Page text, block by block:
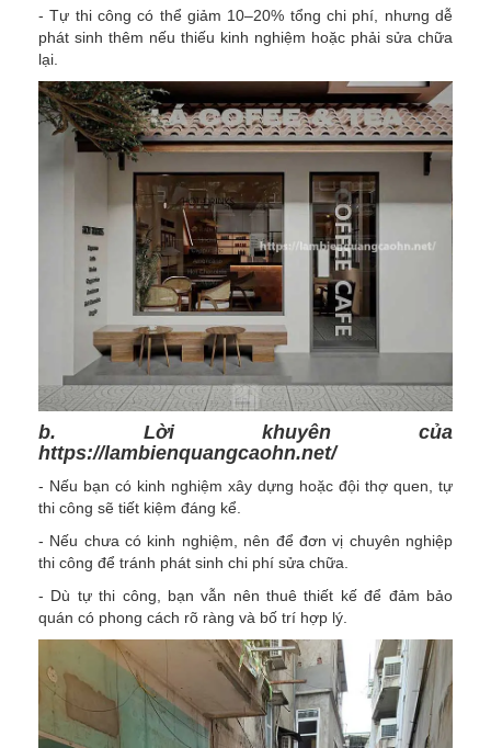
- Tự thi công có thể giảm 10–20% tổng chi phí, nhưng dễ
phát sinh thêm nếu thiếu kinh nghiệm hoặc phải sửa chữa
lại.
b. Lời khuyên của
https://lambienquangcaohn.net/
- Nếu bạn có kinh nghiệm xây dựng hoặc đội thợ quen, tự
thi công sẽ tiết kiệm đáng kể.
- Nếu chưa có kinh nghiệm, nên để đơn vị chuyên nghiệp
thi công để tránh phát sinh chi phí sửa chữa.
- Dù tự thi công, bạn vẫn nên thuê thiết kế để đảm bảo
quán có phong cách rõ ràng và bố trí hợp lý.